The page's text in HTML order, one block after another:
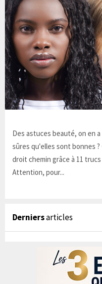
Des astuces beauté, on en
sûres qu'elles sont bonnes
droit chemin grâce à 11
Attention, pour...
Derniersarticles